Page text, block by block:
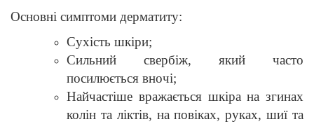
Основні симптоми дерматиту:
Сухість шкіри;
Сильний свербіж, який часто
посилюється вночі;
Найчастіше вражається шкіра на згинах
колін та ліктів, на повіках, руках, шиї та